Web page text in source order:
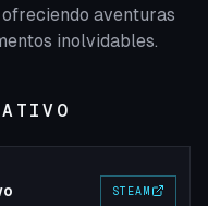
aventuras
inolvidables.
STEAM